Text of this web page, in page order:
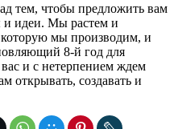
тем, чтобы предложить вам
идеи. Мы растем и
мы производим, и
8-й год для
и с нетерпением ждем
открывать, создавать и